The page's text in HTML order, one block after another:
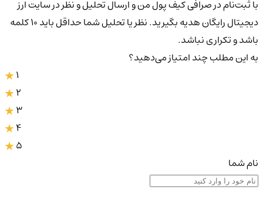
با ثبت‌نام در صرافی کیف پول من و ارسال تحلیل و نظر در سایت ارز
دیجیتال رایگان هدیه بگیرید. نظر یا تحلیل شما حداقل باید ۱۰ کلمه
باشد و تکراری نباشد.
به این مطلب چند امتیاز می‌دهید؟
3
4
5
نام شما